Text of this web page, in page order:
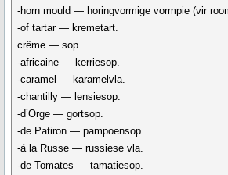
-horn mould — horingvormige vormpie (vir
-of tartar — kremetart.
crême — sop.
-africaine — kerriesop.
-caramel — karamelvla.
-chantilly — lensiesop.
-d’Orge — gortsop.
-de Patiron — pampoensop.
-á la Russe — russiese vla.
-de Tomates — tamatiesop.